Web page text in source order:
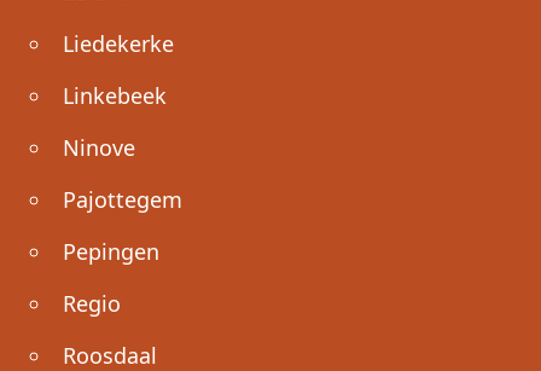
Liedekerke
Linkebeek
Ninove
Pajottegem
Pepingen
Regio
Roosdaal